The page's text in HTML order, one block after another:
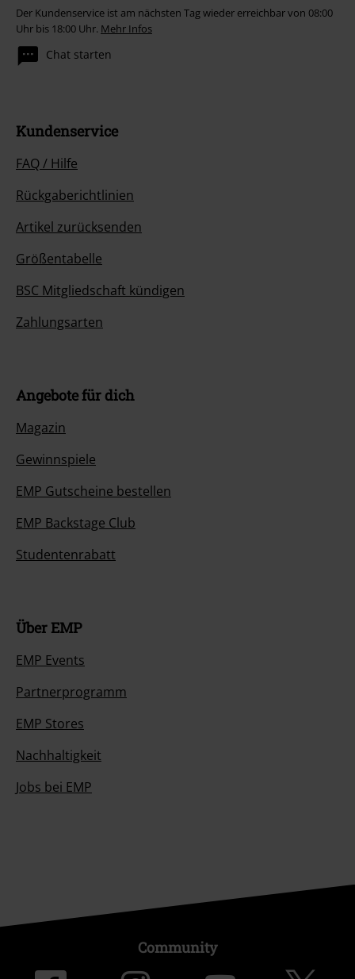
Der Kundenservice ist am nächsten Tag wieder erreichbar von 08:00
Uhr bis 18:00 Uhr. Mehr Infos
Chat starten
Kundenservice
FAQ / Hilfe
Rückgaberichtlinien
Artikel zurücksenden
Größentabelle
BSC Mitgliedschaft kündigen
Zahlungsarten
Angebote für dich
Magazin
Gewinnspiele
EMP Gutscheine bestellen
EMP Backstage Club
Studentenrabatt
Über EMP
EMP Events
Partnerprogramm
EMP Stores
Nachhaltigkeit
Jobs bei EMP
Community